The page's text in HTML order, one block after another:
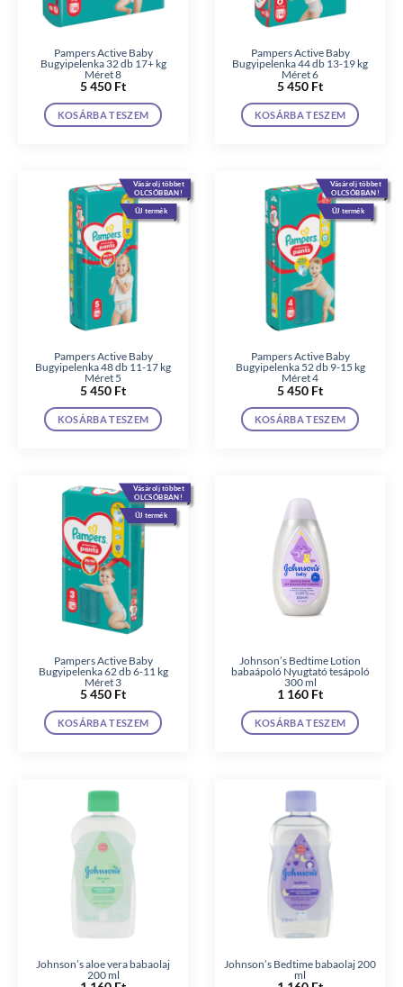
Pampers Active Baby
Bugyipelenka 32 db 17+ kg
Méret 8
5 450 Ft
KOSÁRBA TESZEM
Pampers Active Baby
Bugyipelenka 44 db 13-19 kg
Méret 6
5 450 Ft
KOSÁRBA TESZEM
Vásárolj többet
OLCSÓBBAN!
ÚJ termék
Pampers Active Baby
Bugyipelenka 48 db 11-17 kg
Méret 5
5 450 Ft
KOSÁRBA TESZEM
Vásárolj többet
OLCSÓBBAN!
ÚJ termék
Pampers Active Baby
Bugyipelenka 52 db 9-15 kg
Méret 4
5 450 Ft
KOSÁRBA TESZEM
Vásárolj többet
OLCSÓBBAN!
ÚJ termék
Pampers Active Baby
Bugyipelenka 62 db 6-11 kg
Méret 3
5 450 Ft
KOSÁRBA TESZEM
Johnson’s Bedtime Lotion
babaápoló Nyugtató tesápoló
300 ml
1 160 Ft
KOSÁRBA TESZEM
Johnson’s aloe vera babaolaj
200 ml
Johnson’s Bedtime babaolaj 200
ml